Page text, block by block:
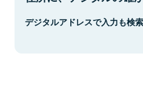
デジタルアドレスで入力も検